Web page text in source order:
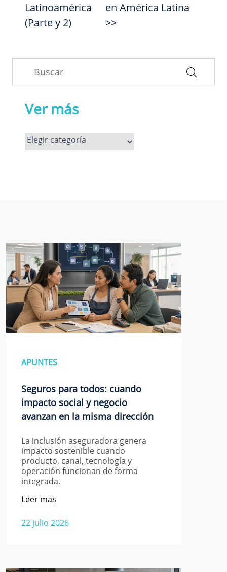
Latinoamérica
(Parte y 2)
en América Latina
>>
Ver más
Ver
más
APUNTES
Seguros para todos: cuando
impacto social y negocio
avanzan en la misma dirección
La inclusión aseguradora genera
impacto sostenible cuando
producto, canal, tecnología y
operación funcionan de forma
integrada.
22 julio 2026
Leer mas